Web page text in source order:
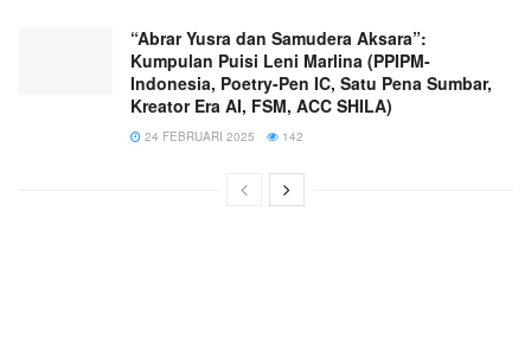
“Abrar Yusra dan Samudera Aksara”:
Kumpulan Puisi Leni Marlina (PPIPM-
Indonesia, Poetry-Pen IC, Satu Pena Sumbar,
Kreator Era AI, FSM, ACC SHILA)
24 FEBRUARI 2025 142